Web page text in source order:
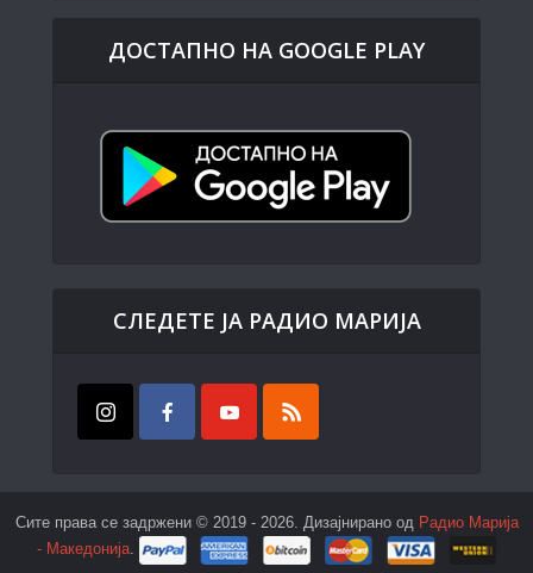
ДОСТАПНО НА GOOGLE PLAY
СЛЕДЕТЕ ЈА РАДИО МАРИЈА
Сите права се задржени © 2019 - 2026. Дизајнирано од Радио Марија
- Македонија.